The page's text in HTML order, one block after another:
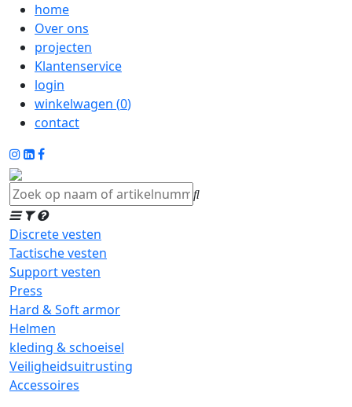
home
Over ons
projecten
Klantenservice
login
winkelwagen (0)
contact
Discrete vesten
Tactische vesten
Support vesten
Press
Hard & Soft armor
Helmen
kleding & schoeisel
Veiligheidsuitrusting
Accessoires